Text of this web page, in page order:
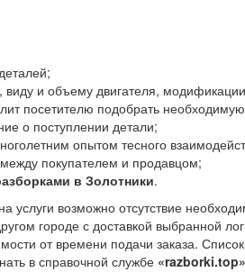
виду и объему двигателя,
посетителю подобрать необходимую
о поступлении детали;
опытом тесного
покупателем и продавцом;
в Золотники.
возможно отсутствие
городе с доставкой выбранной
от времени подачи заказа.
в справочной службе «razborki.top»